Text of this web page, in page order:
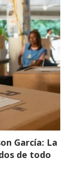
García: La
de todo